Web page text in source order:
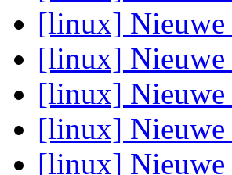
[linux]
[linux]
[linux]
[linux]
[linux]